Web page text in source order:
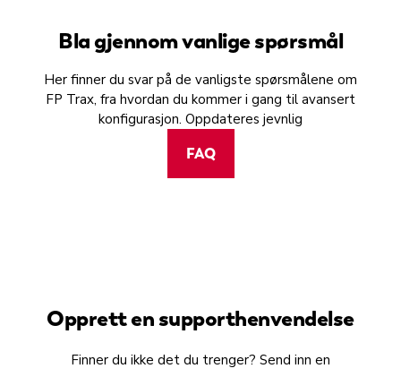
Bla gjennom vanlige spørsmål
Her finner du svar på de vanligste spørsmålene om
FP Trax, fra hvordan du kommer i gang til avansert
konfigurasjon. Oppdateres jevnlig
FAQ
Opprett en supporthenvendelse
Finner du ikke det du trenger? Send inn en